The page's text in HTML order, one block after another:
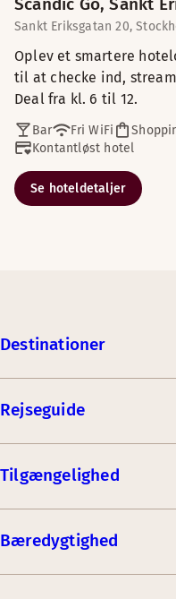
Sankt Eriksgatan 20,
Oplev et smartere
til at checke ind,
Deal fra kl. 6 til 12.
Bar Fri WiFi
Kontantløst hotel
Se hoteldetaljer
Destinationer
Rejseguide
Tilgængelighed
Bæredygtighed